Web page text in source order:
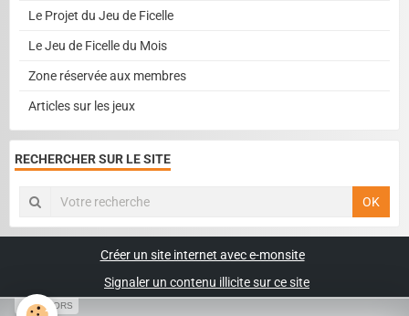
Le Projet du Jeu de Ficelle
Le Jeu de Ficelle du Mois
Zone réservée aux membres
Articles sur les jeux
RECHERCHER SUR LE SITE
OK
Créer un site internet avec e-monsite
Signaler un contenu illicite sur ce site
SPONSORS